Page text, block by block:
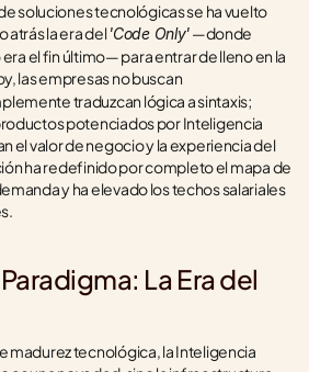
soluciones tecnológicas se ha vuelto
atrás la era del 'Code Only' —donde
el fin último— para entrar de lleno en la
las empresas no buscan
traduzcan lógica a sintaxis;
potenciados por Inteligencia
el valor de negocio y la experiencia del
ha redefinido por completo el mapa de
y ha elevado los techos salariales
La Era del
madurez tecnológica, la Inteligencia